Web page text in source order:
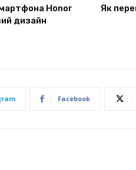
Honor
дизайн
Як
Facebook